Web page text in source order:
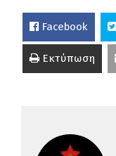
Facebook
Εκτύπωση